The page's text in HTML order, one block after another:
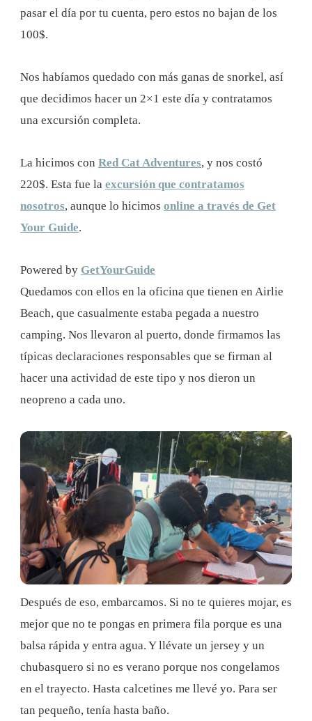
pasar el día por tu cuenta, pero estos no bajan de los
100$.
Nos habíamos quedado con más ganas de snorkel, así
que decidimos hacer un 2×1 este día y contratamos
una excursión completa.
La hicimos con Red Cat Adventures, y nos costó
220$. Esta fue la excursión que contratamos
nosotros, aunque lo hicimos online a través de Get
Your Guide.
Powered by GetYourGuide
Quedamos con ellos en la oficina que tienen en Airlie
Beach, que casualmente estaba pegada a nuestro
camping. Nos llevaron al puerto, donde firmamos las
típicas declaraciones responsables que se firman al
hacer una actividad de este tipo y nos dieron un
neopreno a cada uno.
Después de eso, embarcamos. Si no te quieres mojar, es
mejor que no te pongas en primera fila porque es una
balsa rápida y entra agua. Y llévate un jersey y un
chubasquero si no es verano porque nos congelamos
en el trayecto. Hasta calcetines me llevé yo. Para ser
tan pequeño, tenía hasta baño.